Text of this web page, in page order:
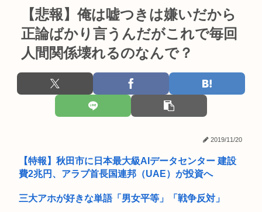
有識者「日本人からモラルが無くなってきてる。何故だ…」
森山前自民党幹事長「日中首脳会談の写真を高市が勝手にSNS
に上げ...
小泉進次郎、自衛隊の退役軍人への「支援庁」新設を検討
日本政府、通信監視へ 「トクリュウ対策」
倒的な...
東大数学科首席なんだけど、家庭教師先でトラブって大学やめ
ることに...
【高市】高市親衛隊、「〇〇(？)言いましたよね 」などと被災
者を...
みいちゃん、やっぱり実在する人物だった
「ジャンプ」ストアで大量注文→キャンセルか 業務妨害容疑で
画出たり...
白鳥を困...
【悲報】俺は嘘つきは嫌いだから
正論ばかり言うんだがこれで毎回
人間関係壊れるのなんで？
2019/11/20
【特報】秋田市に日本最大級AIデータセンター 建設
費2兆円、アラブ首長国連邦（UAE）が投資へ
三大アホが好きな単語「男女平等」「戦争反対」